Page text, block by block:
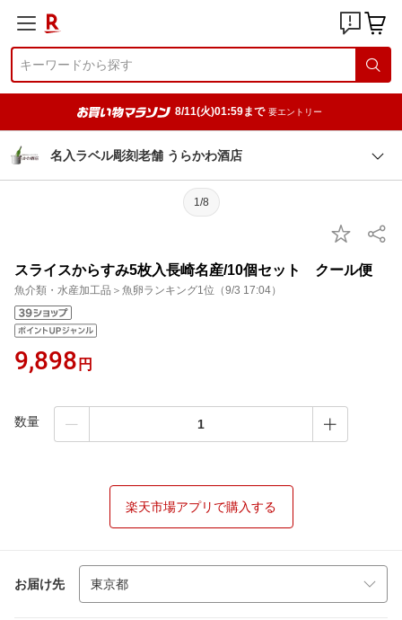
8/11(火)01:59まで 要エントリー
名入ラベル彫刻老舗 うらかわ酒店
1/8
スライスからすみ5枚入長崎名産/10個セット クール便
魚介類・水産加工品＞魚卵ランキング1位（9/3 17:04）
9,898 円
数量
楽天市場アプリで購入する
お届け先